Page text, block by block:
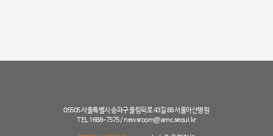
05505 서울특별시 송파구 올림픽로 43길 88 서울아산병원
TEL 1688-7575 /newsroom@amc.seoul.kr